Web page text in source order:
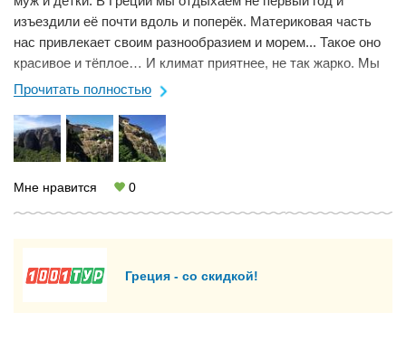
изъездили её почти вдоль и поперёк. Материковая часть
нас привлекает своим разнообразием и морем... Такое оно
красивое и тёплое… И климат приятнее, не так жарко. Мы
любим ездить ...
Прочитать полностью
Мне нравится 0
Греция - со скидкой!